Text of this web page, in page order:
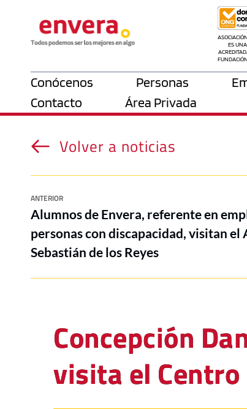
ES
Conócenos Personas
Contacto
Área Privada
Volver a noticias
ANTERIOR
Alumnos de Envera, referente en
personas con discapacidad, visitan el
Sebastián de los Reyes
Concepción
visita el